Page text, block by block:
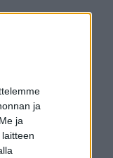
ja
Me ja